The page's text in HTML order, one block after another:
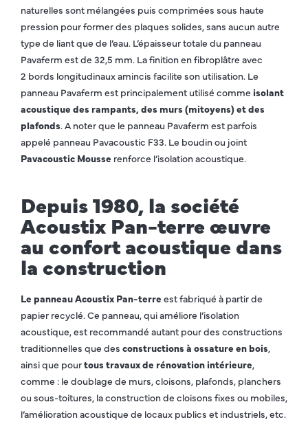
naturelles sont mélangées puis comprimées sous haute
pression pour former des plaques solides, sans aucun autre
type de liant que de l’eau. L’épaisseur totale du panneau
Pavaferm est de 32,5 mm. La finition en fibroplâtre avec
2 bords longitudinaux amincis facilite son utilisation. Le
panneau Pavaferm est principalement utilisé comme isolant
acoustique des rampants, des murs (mitoyens) et des
plafonds. A noter que le panneau Pavaferm est parfois
appelé panneau Pavacoustic F33. Le boudin ou joint
Pavacoustic Mousse renforce l’isolation acoustique.
Depuis 1980, la société
Acoustix Pan-terre œuvre
au confort acoustique dans
la construction
Le panneau Acoustix Pan-terre est fabriqué à partir de
papier recyclé. Ce panneau, qui améliore l’isolation
acoustique, est recommandé autant pour des constructions
traditionnelles que des constructions à ossature en bois,
ainsi que pourtous travaux de rénovation intérieure,
comme : le doublage de murs, cloisons, plafonds, planchers
ou sous-toitures, la construction de cloisons fixes ou mobiles,
l’amélioration acoustique de locaux publics et industriels, etc.